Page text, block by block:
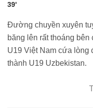
39'
Đường chuyền xuyên
băng lên rất thoáng
U19 Việt Nam cứa lòng
thành U19 Uzbekistan.